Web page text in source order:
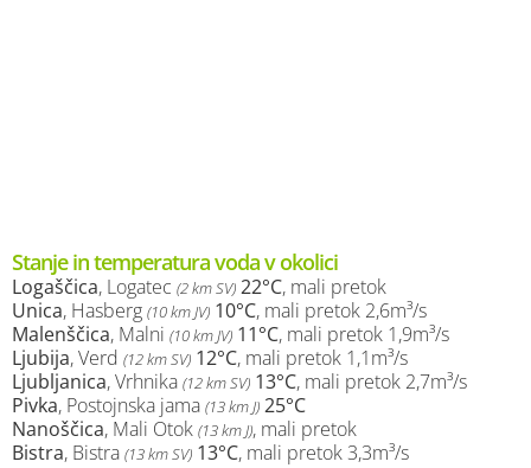
Stanje in temperatura voda v okolici
Logaščica, Logatec (2 km SV) 22°C, mali pretok
Unica, Hasberg (10 km JV) 10°C, mali pretok 2,6m³/s
Malenščica, Malni (10 km JV) 11°C, mali pretok 1,9m³/s
Ljubija, Verd (12 km SV) 12°C, mali pretok 1,1m³/s
Ljubljanica, Vrhnika (12 km SV) 13°C, mali pretok 2,7m³/s
Pivka, Postojnska jama (13 km J) 25°C
Nanoščica, Mali Otok (13 km J), mali pretok
Bistra, Bistra (13 km SV) 13°C, mali pretok 3,3m³/s